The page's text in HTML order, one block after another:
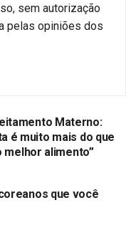
sem autorização
pelas opiniões dos
Materno:
é muito mais do que
melhor alimento”
que você